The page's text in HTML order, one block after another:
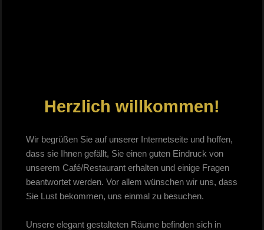
Herzlich willkommen!
Wir begrüßen Sie auf unserer Internetseite und hoffen,
dass sie Ihnen gefällt, Sie einen guten Eindruck von
unserem Café/Restaurant erhalten und einige Fragen
beantwortet werden. Vor allem wünschen wir uns, dass
Sie Lust bekommen, uns einmal zu besuchen.
Unsere elegant gestalteten Räume befinden sich in